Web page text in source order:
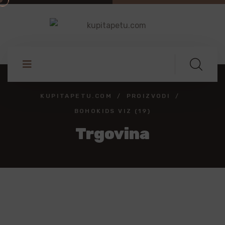
KUPITAPETU.COM PROIZVODI
BOHOKIDS VIZ (19)
Trgovina